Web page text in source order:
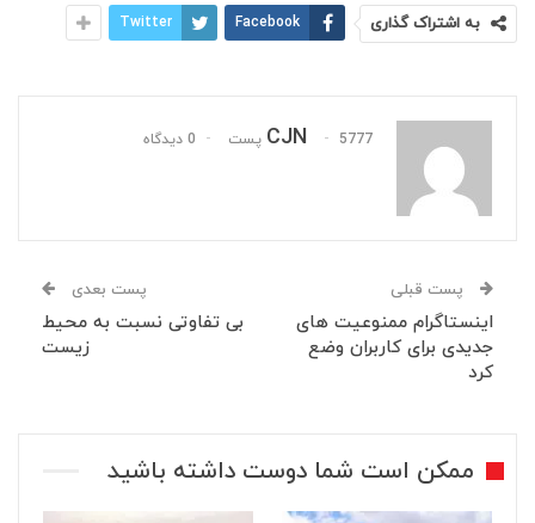
به اشتراک گذاری Facebook
Twitter
CJN 5777 پست 0 دیدگاه
پست قبلی
اینستاگرام ممنوعیت های
جدیدی برای کاربران وضع
کرد
پست بعدی
بی تفاوتی نسبت به محیط
زیست
ممکن است شما دوست داشته باشید